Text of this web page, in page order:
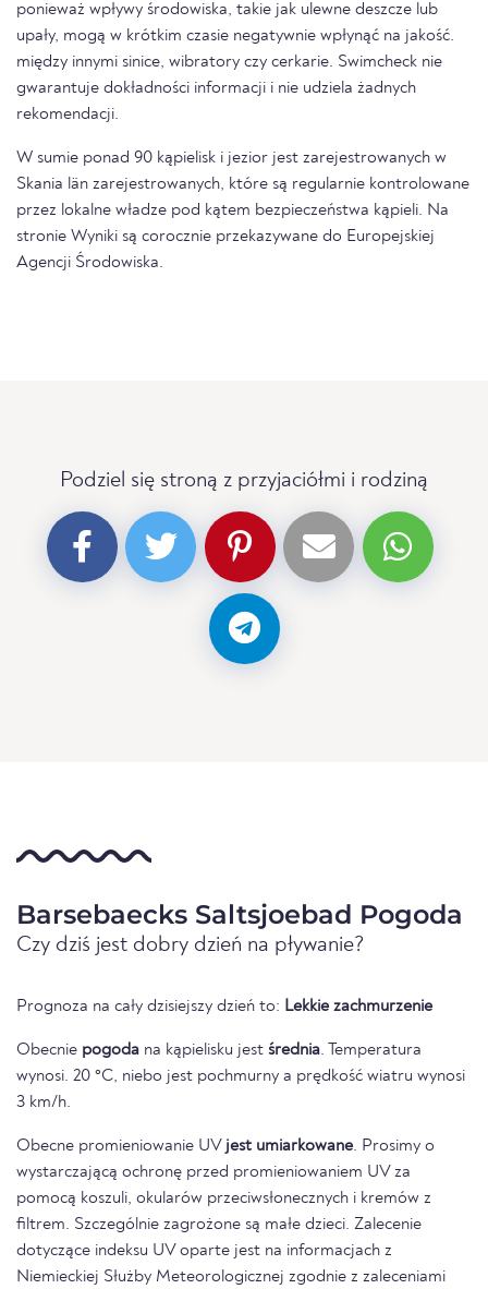
ponieważ wpływy środowiska, takie jak ulewne deszcze lub
upały, mogą w krótkim czasie negatywnie wpłynąć na jakość.
między innymi sinice, wibratory czy cerkarie. Swimcheck nie
gwarantuje dokładności informacji i nie udziela żadnych
rekomendacji.
W sumie ponad 90 kąpielisk i jezior jest zarejestrowanych w
Skania län zarejestrowanych, które są regularnie kontrolowane
przez lokalne władze pod kątem bezpieczeństwa kąpieli. Na
stronie Wyniki są corocznie przekazywane do Europejskiej
Agencji Środowiska.
Podziel się stroną z przyjaciółmi i rodziną
Barsebaecks Saltsjoebad Pogoda
Czy dziś jest dobry dzień na pływanie?
Prognoza na cały dzisiejszy dzień to: Lekkie zachmurzenie
Obecnie pogoda na kąpielisku jest średnia. Temperatura
wynosi. 20 °C, niebo jest pochmurny a prędkość wiatru wynosi
3 km/h.
Obecne promieniowanie UV jest umiarkowane. Prosimy o
wystarczającą ochronę przed promieniowaniem UV za
pomocą koszuli, okularów przeciwsłonecznych i kremów z
filtrem. Szczególnie zagrożone są małe dzieci. Zalecenie
dotyczące indeksu UV oparte jest na informacjach z
Niemieckiej Służby Meteorologicznej zgodnie z zaleceniami